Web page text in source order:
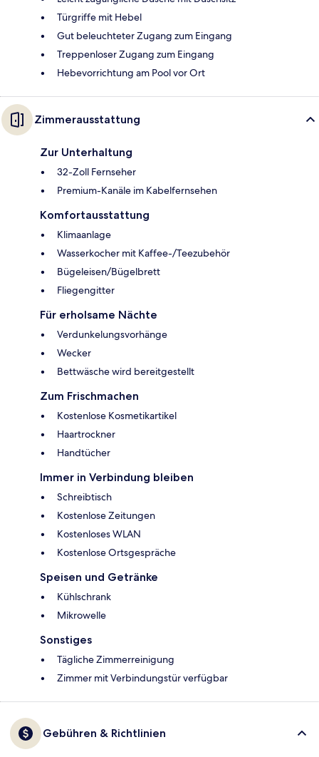
Türgriffe mit Hebel
Gut beleuchteter Zugang zum Eingang
Treppenloser Zugang zum Eingang
Hebevorrichtung am Pool vor Ort
Zimmerausstattung
Zur Unterhaltung
32-Zoll Fernseher
Premium-Kanäle im Kabelfernsehen
Komfortausstattung
Klimaanlage
Wasserkocher mit Kaffee-/Teezubehör
Bügeleisen/Bügelbrett
Fliegengitter
Für erholsame Nächte
Verdunkelungsvorhänge
Wecker
Bettwäsche wird bereitgestellt
Zum Frischmachen
Kostenlose Kosmetikartikel
Haartrockner
Handtücher
Immer in Verbindung bleiben
Schreibtisch
Kostenlose Zeitungen
Kostenloses WLAN
Kostenlose Ortsgespräche
Speisen und Getränke
Kühlschrank
Mikrowelle
Sonstiges
Tägliche Zimmerreinigung
Zimmer mit Verbindungstür verfügbar
Gebühren & Richtlinien